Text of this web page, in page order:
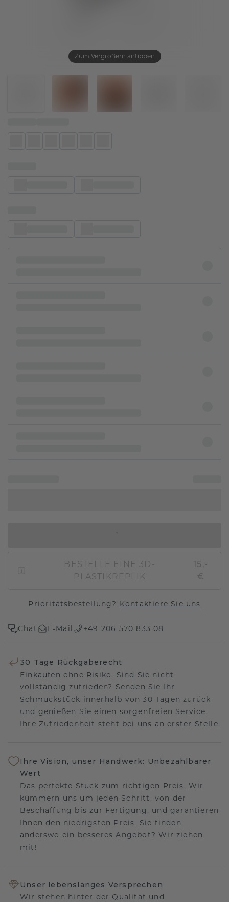
Zum Vergrößern antippen
BESTELLE EINE 3D-
PLASTIKREPLIK
15,-
€
Prioritätsbestellung? Kontaktiere Sie uns
Chat E-Mail +49 206 570 833 08
30 Tage Rückgaberecht
Einkaufen ohne Risiko. Sind Sie nicht
vollständig zufrieden? Senden Sie Ihr
Schmuckstück innerhalb von 30 Tagen zurück
und genießen Sie einen sorgenfreien Service.
Ihre Zufriedenheit steht bei uns an erster Stelle.
Ihre Vision, unser Handwerk: Unbezahlbarer
Wert
Das perfekte Stück zum richtigen Preis. Wir
kümmern uns um jeden Schritt, von der
Beschaffung bis zur Fertigung, und garantieren
Ihnen den niedrigsten Preis. Sie finden
anderswo ein besseres Angebot? Wir ziehen
mit!
Unser lebenslanges Versprechen
Wir stehen hinter der Qualität und